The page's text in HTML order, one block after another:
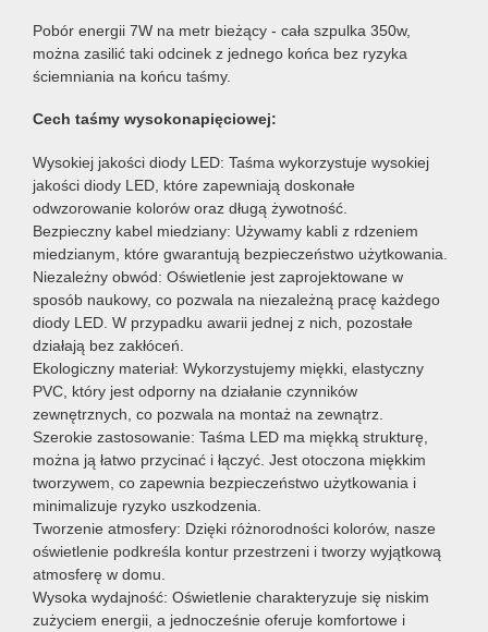
Pobór energii 7W na metr bieżący - cała szpulka 350w,
można zasilić taki odcinek z jednego końca bez ryzyka
ściemniania na końcu taśmy.
Cech taśmy wysokonapięciowej:
Wysokiej jakości diody LED: Taśma wykorzystuje wysokiej
jakości diody LED, które zapewniają doskonałe
odwzorowanie kolorów oraz długą żywotność.
Bezpieczny kabel miedziany: Używamy kabli z rdzeniem
miedzianym, które gwarantują bezpieczeństwo użytkowania.
Niezależny obwód: Oświetlenie jest zaprojektowane w
sposób naukowy, co pozwala na niezależną pracę każdego
diody LED. W przypadku awarii jednej z nich, pozostałe
działają bez zakłóceń.
Ekologiczny materiał: Wykorzystujemy miękki, elastyczny
PVC, który jest odporny na działanie czynników
zewnętrznych, co pozwala na montaż na zewnątrz.
Szerokie zastosowanie: Taśma LED ma miękką strukturę,
można ją łatwo przycinać i łączyć. Jest otoczona miękkim
tworzywem, co zapewnia bezpieczeństwo użytkowania i
minimalizuje ryzyko uszkodzenia.
Tworzenie atmosfery: Dzięki różnorodności kolorów, nasze
oświetlenie podkreśla kontur przestrzeni i tworzy wyjątkową
atmosferę w domu.
Wysoka wydajność: Oświetlenie charakteryzuje się niskim
zużyciem energii, a jednocześnie oferuje komfortowe i